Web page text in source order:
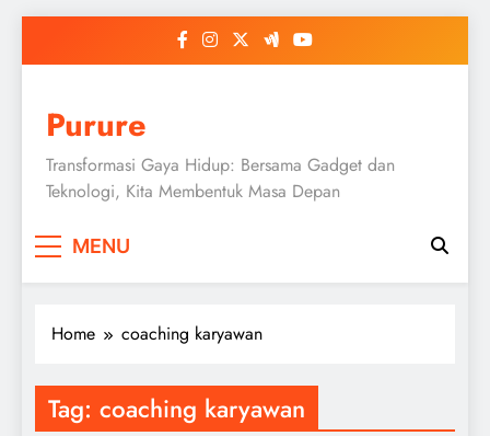
Purure
Transformasi Gaya Hidup: Bersama Gadget dan
Teknologi, Kita Membentuk Masa Depan
MENU
Home coaching karyawan
Tag: coaching karyawan